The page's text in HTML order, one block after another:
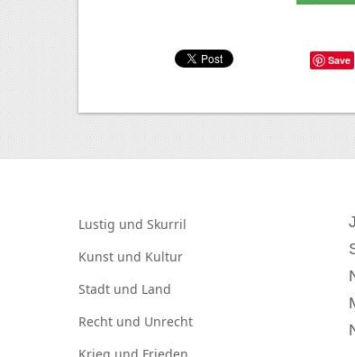
Save
Lustig und Skurril
Kunst und Kultur
Stadt und Land
Recht und Unrecht